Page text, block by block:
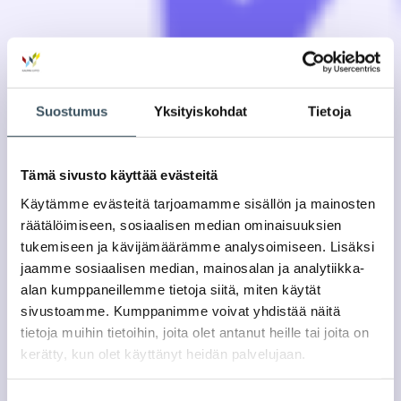
Suostumus Yksityiskohdat Tietoja
Tämä sivusto käyttää evästeitä
Käytämme evästeitä tarjoamamme sisällön ja mainosten
räätälöimiseen, sosiaalisen median ominaisuuksien
tukemiseen ja kävijämäärämme analysoimiseen. Lisäksi
jaamme sosiaalisen median, mainosalan ja analytiikka-
alan kumppaneillemme tietoja siitä, miten käytät
sivustoamme. Kumppanimme voivat yhdistää näitä
tietoja muihin tietoihin, joita olet antanut heille tai joita on
kerätty, kun olet käyttänyt heidän palvelujaan.